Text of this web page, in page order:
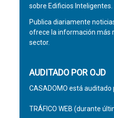
sobre Edificios Inteligentes.
Publica diariamente
ofrece la información más
sector.
AUDITADO POR OJD
CASADOMO está auditado
TRÁFICO WEB (durante